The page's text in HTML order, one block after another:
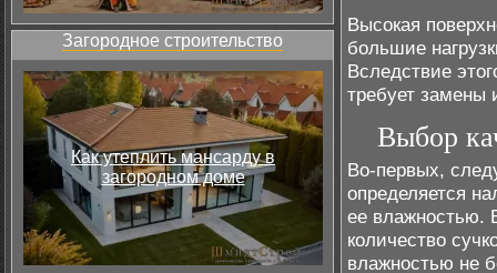
Загородное строительство
Как утеплить мансарду в
загородном доме
Bысокая
большие
Вследствие
требует замены
Выбор
Во-первых,
определяется
ее влажностью.
количество
влажностью не